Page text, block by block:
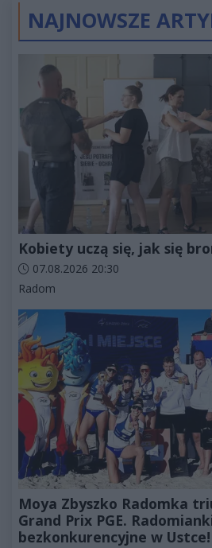
NAJNOWSZE
Kobiety uczą się, jak się
Data dodania artykułu:
07.08.2026 20:30
Kategorie artykułu:
Radom
Moya Zbyszko Radomka
Grand Prix PGE.
bezkonkurencyjne w Ustce!